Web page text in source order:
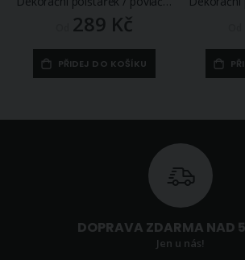
289 Kč
PŘIDEJ DO KOŠÍKU
DOPRAVA ZDARMA NAD
Jen u nás!